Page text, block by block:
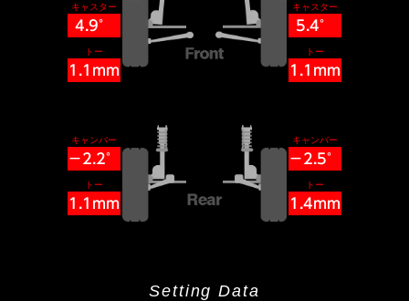
キャスター
4.9°
トー
1.1mm
キャンバー
−2.2°
トー
1.1mm
キャスター
5.4°
トー
1.1mm
キャンバー
−2.5°
トー
1.4mm
Setting Data